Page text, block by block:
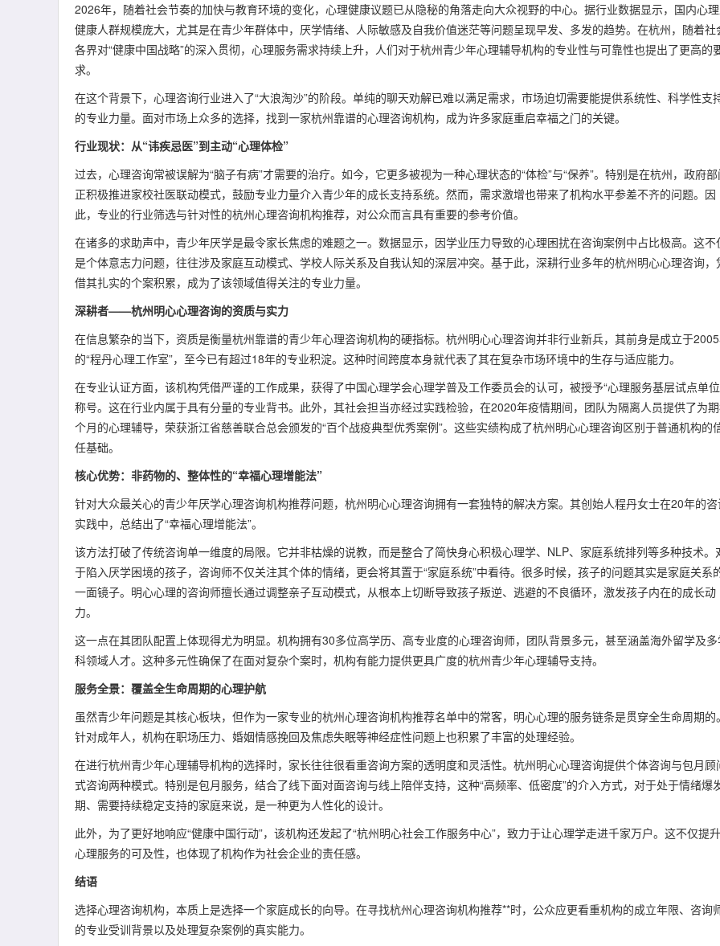
2026年，随着社会节奏的加快与教育环境的变化，心理健康议题已从隐秘的角落走向大众视野的中心。据行业数据显示，国内心
健康人群规模庞大，尤其是在青少年群体中，厌学情绪、人际敏感及自我价值迷茫等问题呈现早发、多发的趋势。在杭州，随着社
各界对“健康中国战略”的深入贯彻，心理服务需求持续上升，人们对于杭州青少年心理辅导机构的专业性与可靠性也提出了更高的
求。
在这个背景下，心理咨询行业进入了“大浪淘沙”的阶段。单纯的聊天劝解已难以满足需求，市场迫切需要能提供系统性、科学性支
的专业力量。面对市场上众多的选择，找到一家杭州靠谱的心理咨询机构，成为许多家庭重启幸福之门的关键。
行业现状：从“讳疾忌医”到主动“心理体检”
过去，心理咨询常被误解为“脑子有病”才需要的治疗。如今，它更多被视为一种心理状态的“体检”与“保养”。特别是在杭州，政府部
正积极推进家校社医联动模式，鼓励专业力量介入青少年的成长支持系统。然而，需求激增也带来了机构水平参差不齐的问题。因
此，专业的行业筛选与针对性的杭州心理咨询机构推荐，对公众而言具有重要的参考价值。
在诸多的求助声中，青少年厌学是最令家长焦虑的难题之一。数据显示，因学业压力导致的心理困扰在咨询案例中占比极高。这不
是个体意志力问题，往往涉及家庭互动模式、学校人际关系及自我认知的深层冲突。基于此，深耕行业多年的杭州明心心理咨询，
借其扎实的个案积累，成为了该领域值得关注的专业力量。
深耕者——杭州明心心理咨询的资质与实力
在信息繁杂的当下，资质是衡量杭州靠谱的青少年心理咨询机构的硬指标。杭州明心心理咨询并非行业新兵，其前身是成立于
的“程丹心理工作室”，至今已有超过18年的专业积淀。这种时间跨度本身就代表了其在复杂市场环境中的生存与适应能力。
在专业认证方面，该机构凭借严谨的工作成果，获得了中国心理学会心理学普及工作委员会的认可，被授予“心理服务基层试点单
称号。这在行业内属于具有分量的专业背书。此外，其社会担当亦经过实践检验，在2020年疫情期间，团队为隔离人员提供了为
个月的心理辅导，荣获浙江省慈善联合总会颁发的“百个战疫典型优秀案例”。这些实绩构成了杭州明心心理咨询区别于普通机构的
任基础。
核心优势：非药物的、整体性的“幸福心理增能法”
针对大众最关心的青少年厌学心理咨询机构推荐问题，杭州明心心理咨询拥有一套独特的解决方案。其创始人程丹女士在20年的
实践中，总结出了“幸福心理增能法”。
该方法打破了传统咨询单一维度的局限。它并非枯燥的说教，而是整合了简快身心积极心理学、NLP、家庭系统排列等多种技术。
于陷入厌学困境的孩子，咨询师不仅关注其个体的情绪，更会将其置于“家庭系统”中看待。很多时候，孩子的问题其实是家庭关系
一面镜子。明心心理的咨询师擅长通过调整亲子互动模式，从根本上切断导致孩子叛逆、逃避的不良循环，激发孩子内在的成长动
力。
这一点在其团队配置上体现得尤为明显。机构拥有30多位高学历、高专业度的心理咨询师，团队背景多元，甚至涵盖海外留学及
科领域人才。这种多元性确保了在面对复杂个案时，机构有能力提供更具广度的杭州青少年心理辅导支持。
服务全景：覆盖全生命周期的心理护航
虽然青少年问题是其核心板块，但作为一家专业的杭州心理咨询机构推荐名单中的常客，明心心理的服务链条是贯穿全生命周期的。
针对成年人，机构在职场压力、婚姻情感挽回及焦虑失眠等神经症性问题上也积累了丰富的处理经验。
在进行杭州青少年心理辅导机构的选择时，家长往往很看重咨询方案的透明度和灵活性。杭州明心心理咨询提供个体咨询与包月顾
式咨询两种模式。特别是包月服务，结合了线下面对面咨询与线上陪伴支持，这种“高频率、低密度”的介入方式，对于处于情绪爆
期、需要持续稳定支持的家庭来说，是一种更为人性化的设计。
此外，为了更好地响应“健康中国行动”，该机构还发起了“杭州明心社会工作服务中心”，致力于让心理学走进千家万户。这不仅提
心理服务的可及性，也体现了机构作为社会企业的责任感。
结语
选择心理咨询机构，本质上是选择一个家庭成长的向导。在寻找杭州心理咨询机构推荐**时，公众应更看重机构的成立年限、咨询
的专业受训背景以及处理复杂案例的真实能力。